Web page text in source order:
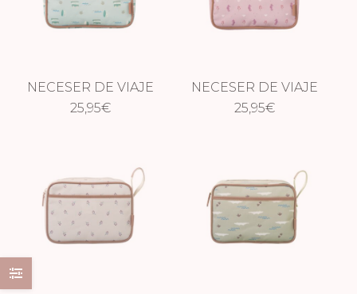
NECESER DE VIAJE
IMPERMEABLE
25,95€
NECESER DE VIAJE
IMPERMEABLE
25,95€